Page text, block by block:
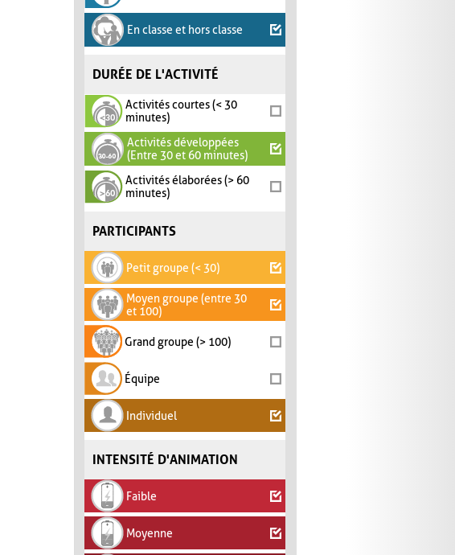
En classe et hors classe
DURÉE DE L'ACTIVITÉ
Activités courtes (< 30
minutes)
Activités développées
(Entre 30 et 60 minutes)
Activités élaborées (> 60
minutes)
PARTICIPANTS
Petit groupe (< 30)
Moyen groupe (entre 30
et 100)
Grand groupe (> 100)
Équipe
Individuel
INTENSITÉ D'ANIMATION
Faible
Moyenne